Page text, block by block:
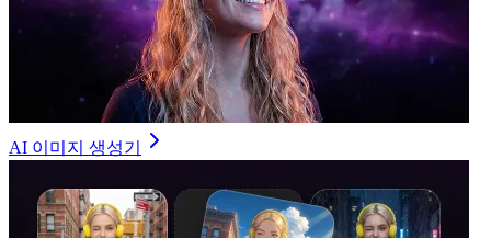
AI 이미지 생성기